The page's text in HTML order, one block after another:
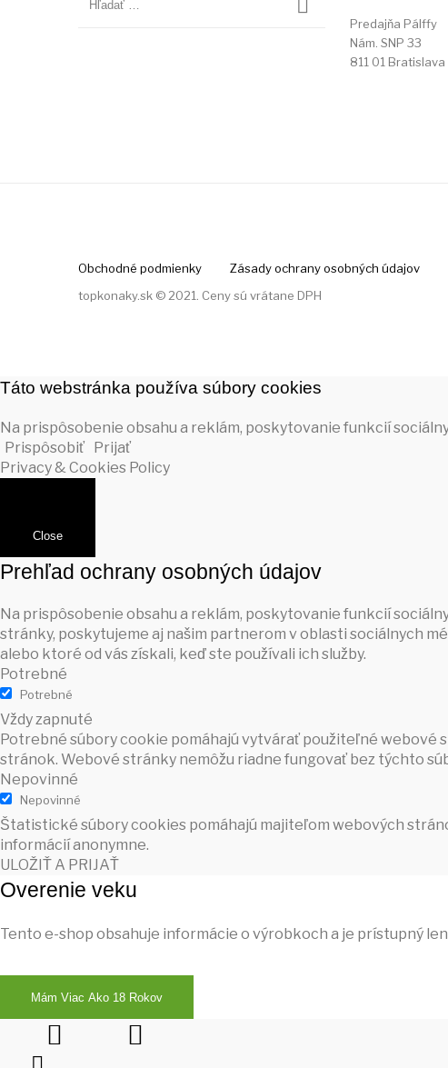
Predajňa Pálffy
Nám. SNP 33
811 01 Bratislava
Obchodné podmienky
Zásady ochrany osobných údajov
topkonaky.sk © 2021. Ceny sú vrátane DPH
Táto webstránka používa súbory cookies
Na prispôsobenie obsahu a reklám, poskytovanie funkcií
Prispôsobiť
Prijať
Privacy & Cookies Policy
Close
Prehľad ochrany osobných údajov
Na prispôsobenie obsahu a reklám, poskytovanie funkcií
stránky, poskytujeme aj našim partnerom v oblasti sociálnych
alebo ktoré od vás získali, keď ste používali ich služby.
Potrebné
Potrebné
Vždy zapnuté
Potrebné súbory cookie pomáhajú vytvárať použiteľné webové
stránok. Webové stránky nemôžu riadne fungovať bez týchto
Nepovinné
Nepovinné
Štatistické súbory cookies pomáhajú majiteľom webových
informácií anonymne.
ULOŽIŤ A PRIJAŤ
Overenie veku
Tento e-shop obsahuje informácie o výrobkoch a je prístupný
Mám Viac Ako 18 Rokov